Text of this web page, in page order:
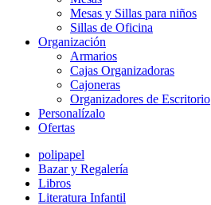
Mesas y Sillas para niños
Sillas de Oficina
Organización
Armarios
Cajas Organizadoras
Cajoneras
Organizadores de Escritorio
Personalízalo
Ofertas
polipapel
Bazar y Regalería
Libros
Literatura Infantil